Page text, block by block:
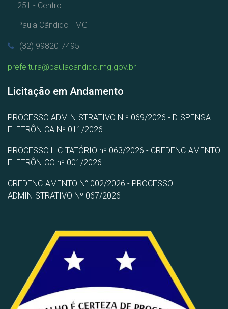
251 - Centro
Paula Cândido - MG
(32) 99820-7495
prefeitura@paulacandido.mg.gov.br
Licitação em Andamento
PROCESSO ADMINISTRATIVO N.º 069/2026 - DISPENSA
ELETRÔNICA Nº 011/2026
PROCESSO LICITATÓRIO nº 063/2026 - CREDENCIAMENTO
ELETRÔNICO nº 001/2026
CREDENCIAMENTO N° 002/2026 - PROCESSO
ADMINISTRATIVO Nº 067/2026